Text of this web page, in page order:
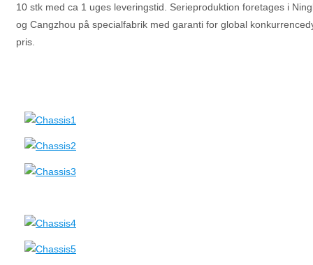
10 stk med ca 1 uges leveringstid. Serieproduktion foretages i
og Cangzhou på specialfabrik med garanti for global
pris.